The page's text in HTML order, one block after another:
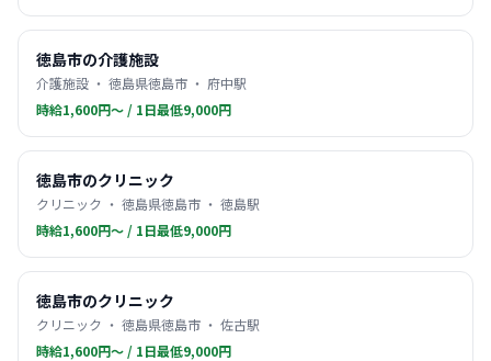
徳島市の介護施設
介護施設 ・ 徳島県徳島市 ・ 府中駅
時給1,600円〜 / 1日最低9,000円
徳島市のクリニック
クリニック ・ 徳島県徳島市 ・ 徳島駅
時給1,600円〜 / 1日最低9,000円
徳島市のクリニック
クリニック ・ 徳島県徳島市 ・ 佐古駅
時給1,600円〜 / 1日最低9,000円